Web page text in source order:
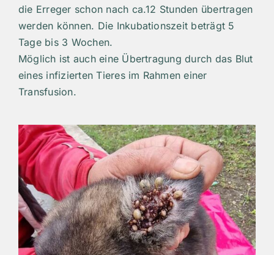
die Erreger schon nach ca.12 Stunden übertragen
werden können. Die Inkubationszeit beträgt 5
Tage bis 3 Wochen.
Möglich ist auch eine Übertragung durch das Blut
eines infizierten Tieres im Rahmen einer
Transfusion.